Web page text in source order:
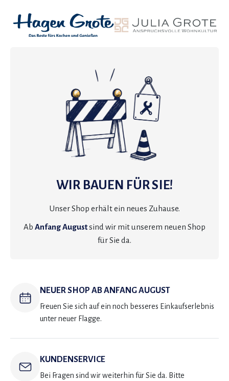
WIR BAUEN FÜR SIE!
Unser Shop erhält ein neues Zuhause.
Ab Anfang Augustsind wir mit unserem neuen Shop
für Sie da.
NEUER SHOP AB ANFANG AUGUST
Freuen Sie sich auf ein noch besseres Einkaufserlebnis
unter neuer Flagge.
KUNDENSERVICE
Bei Fragen sind wir weiterhin für Sie da. Bitte